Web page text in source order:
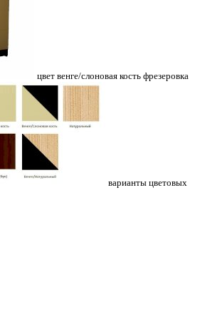
цвет венге/слоновая кость фрезеровка
варианты цветовых